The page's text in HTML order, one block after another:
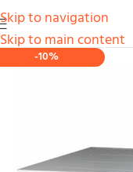
Skip to navigation
Skip to main content
-10%